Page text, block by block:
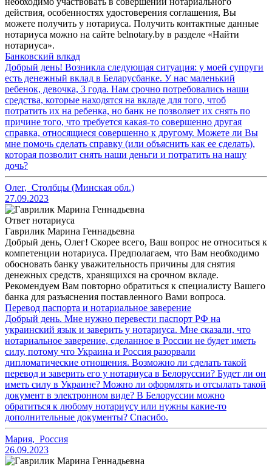
действия, особенностях удостоверения соглашения, Вы
можете получить у нотариуса. Получить контактные данные
нотариуса можно на сайте belnotary.by в разделе «Найти
нотариуса».
Банковский влкад
Добрый день! Возникла следующая ситуация: у моей супруги
есть денежный вклад в Беларусбанке. У нас маленький
ребенок, девочка, 3 года. Нам срочно потребовались наши
средства, которые находятся на вкладе для того, чтоб
потратить их на ребенка, но банк не позволяет их снять по
причине того, что требуется какая-то совершенно другая
справка, относящиеся совершенно к другому. Можете ли Вы
мне помочь сделать справку (или объяснить как ее сделать),
которая позволит снять наши деньги и потратить на нашу
дочь?
Олег, Столбцы (Минская обл.)
27.09.2023
Ответ нотариуса
Гаврилик Марина Геннадьевна
Добрый день, Олег! Скорее всего, Ваш вопрос не относиться к
компетенции нотариуса. Предполагаем, что Вам необходимо
обосновать банку уважительность причины для снятия
денежных средств, хранящихся на срочном вкладе.
Рекомендуем Вам повторно обратиться к специалисту Вашего
банка для разъяснения поставленного Вами вопроса.
Перевод паспорта и нотариальное заверение
Добрый день. Мне нужно перевести паспорт РФ на
украинский язык и заверить у нотариуса. Мне сказали, что
нотариальное заверение, сделанное в России не будет иметь
силу, потому что Украина и Россия разорвали
дипломатические отношения. Возможно ли сделать такой
перевод и заверить его у нотариуса в Белоруссии? Будет ли он
иметь силу в Украине? Можно ли оформлять и отсылать такой
документ в электронном виде? В Белоруссии можно
обратиться к любому нотариусу или нужны какие-то
дополнительные документы? Спасибо.
Мария, Россия
26.09.2023